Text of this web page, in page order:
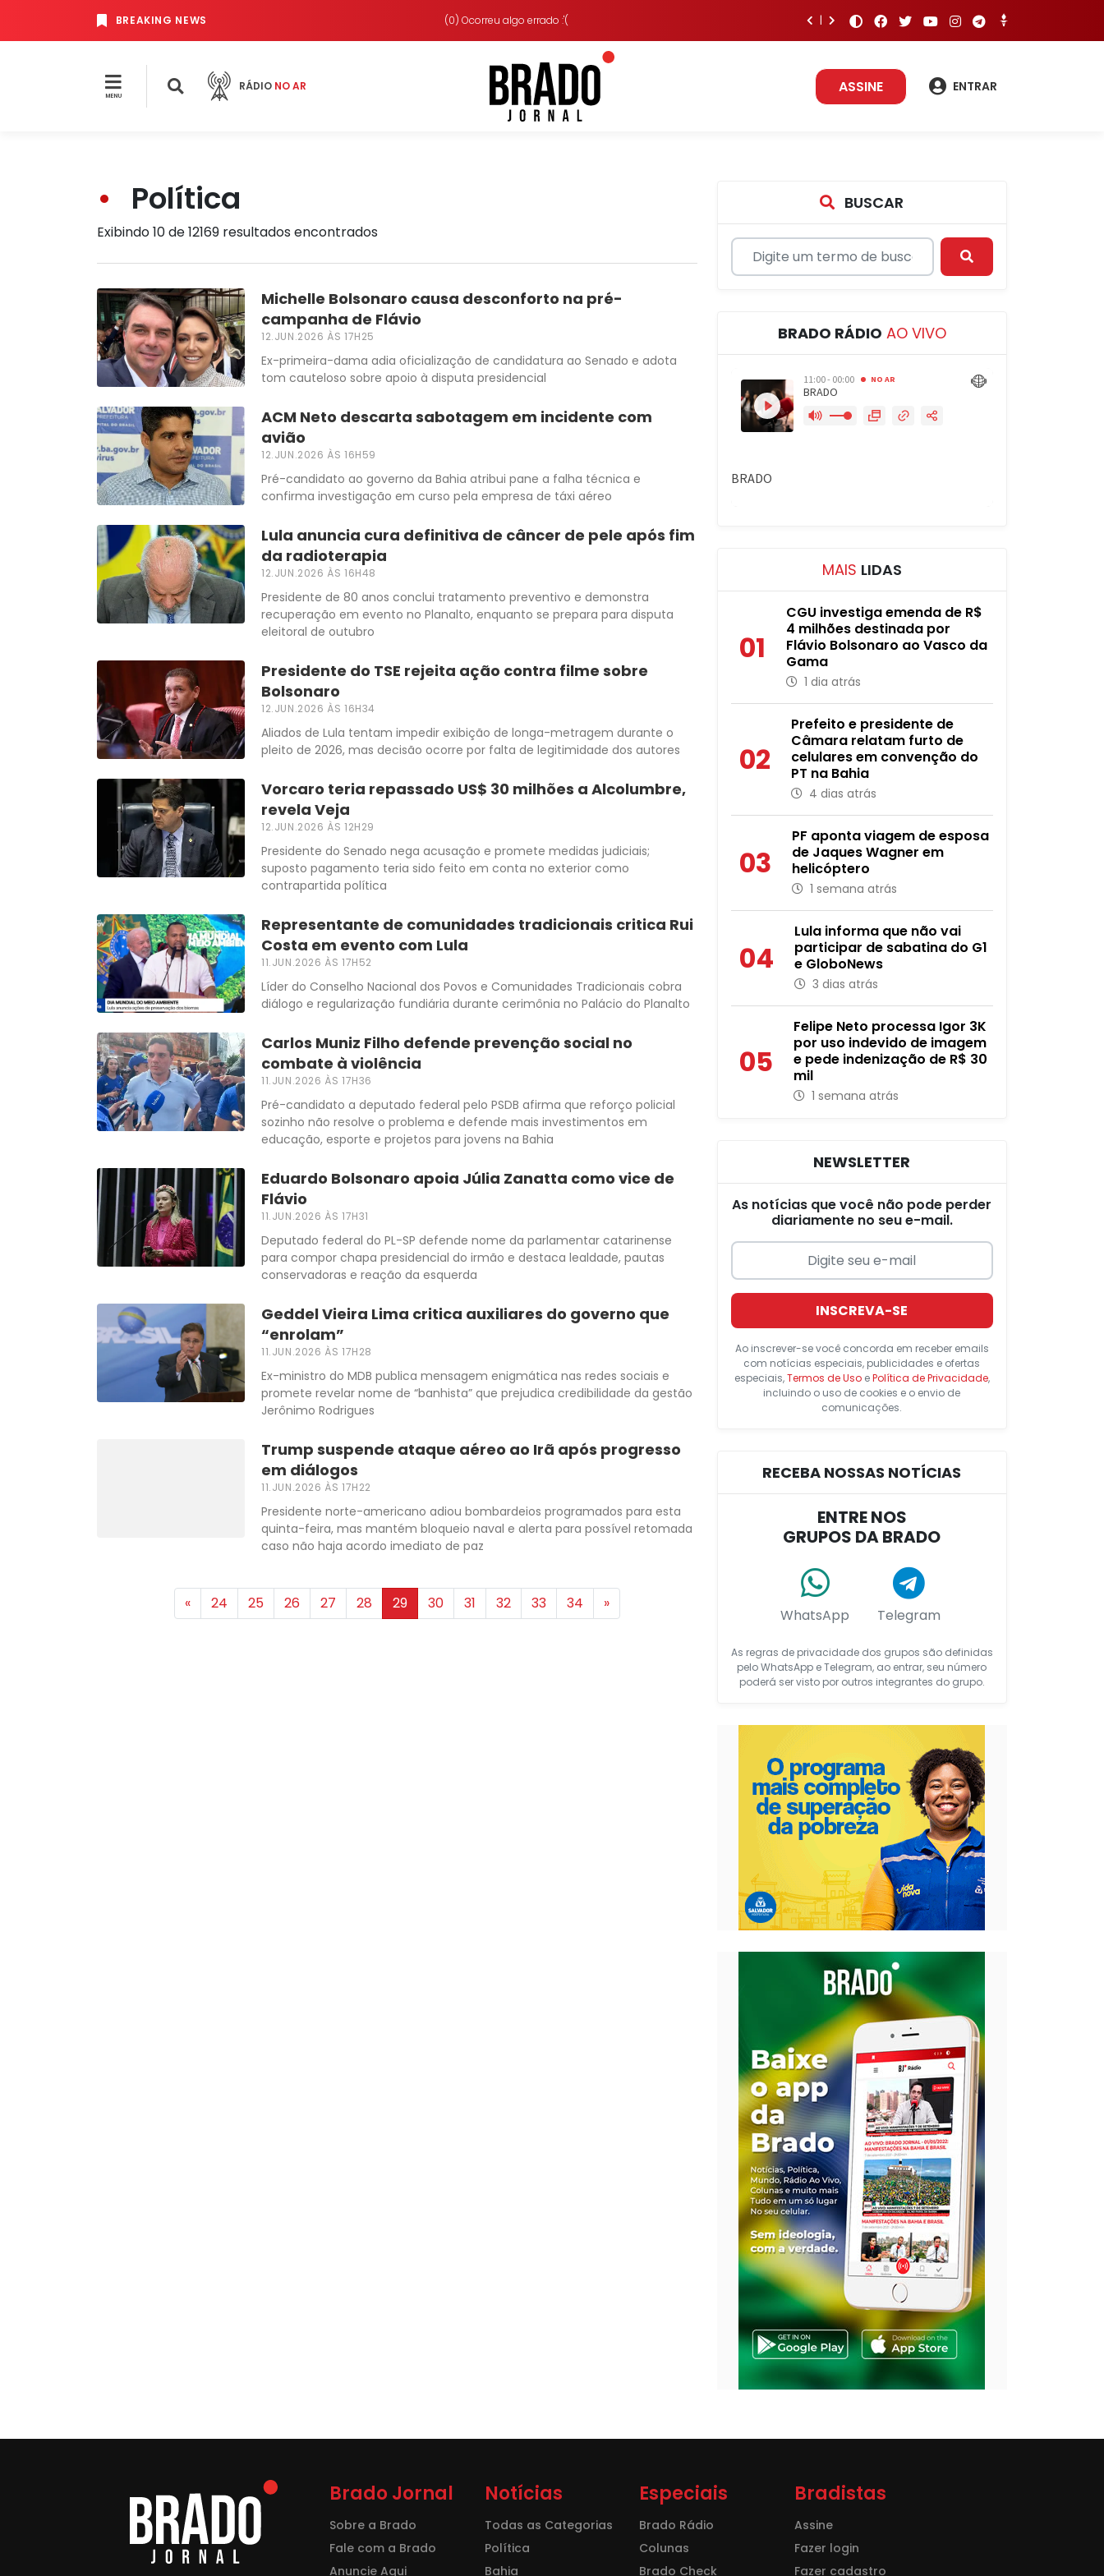
BREAKING NEWS (0) Ocorreu algo errado :'(
MENU
RÁDIO NO AR ASSINE ENTRAR
Política
Exibindo 10 de 12169 resultados encontrados
Michelle Bolsonaro causa desconforto na pré-
campanha de Flávio
12.JUN.2026 ÀS 17H25
Ex-primeira-dama adia oficialização de candidatura ao Senado e adota
tom cauteloso sobre apoio à disputa presidencial
ACM Neto descarta sabotagem em incidente com
avião
12.JUN.2026 ÀS 16H59
Pré-candidato ao governo da Bahia atribui pane a falha técnica e
confirma investigação em curso pela empresa de táxi aéreo
Lula anuncia cura definitiva de câncer de pele após fim
da radioterapia
12.JUN.2026 ÀS 16H48
Presidente de 80 anos conclui tratamento preventivo e demonstra
recuperação em evento no Planalto, enquanto se prepara para disputa
eleitoral de outubro
Presidente do TSE rejeita ação contra filme sobre
Bolsonaro
12.JUN.2026 ÀS 16H34
Aliados de Lula tentam impedir exibição de longa-metragem durante o
pleito de 2026, mas decisão ocorre por falta de legitimidade dos autores
Vorcaro teria repassado US$ 30 milhões a Alcolumbre,
revela Veja
12.JUN.2026 ÀS 12H29
Presidente do Senado nega acusação e promete medidas judiciais;
suposto pagamento teria sido feito em conta no exterior como
contrapartida política
Representante de comunidades tradicionais critica Rui
Costa em evento com Lula
11.JUN.2026 ÀS 17H52
Líder do Conselho Nacional dos Povos e Comunidades Tradicionais cobra
diálogo e regularização fundiária durante cerimônia no Palácio do Planalto
Carlos Muniz Filho defende prevenção social no
combate à violência
11.JUN.2026 ÀS 17H36
Pré-candidato a deputado federal pelo PSDB afirma que reforço policial
sozinho não resolve o problema e defende mais investimentos em
educação, esporte e projetos para jovens na Bahia
Eduardo Bolsonaro apoia Júlia Zanatta como vice de
Flávio
11.JUN.2026 ÀS 17H31
Deputado federal do PL-SP defende nome da parlamentar catarinense
para compor chapa presidencial do irmão e destaca lealdade, pautas
conservadoras e reação da esquerda
Geddel Vieira Lima critica auxiliares do governo que
“enrolam”
11.JUN.2026 ÀS 17H28
Ex-ministro do MDB publica mensagem enigmática nas redes sociais e
promete revelar nome de “banhista” que prejudica credibilidade da gestão
Jerônimo Rodrigues
Trump suspende ataque aéreo ao Irã após progresso
em diálogos
11.JUN.2026 ÀS 17H22
Presidente norte-americano adiou bombardeios programados para esta
quinta-feira, mas mantém bloqueio naval e alerta para possível retomada
caso não haja acordo imediato de paz
« 24 25 26 27 28 29 30 31 32 33 34 »
BUSCAR
BRADO RÁDIO AO VIVO
MAIS LIDAS
01
CGU investiga emenda de R$
4 milhões destinada por
Flávio Bolsonaro ao Vasco da
Gama
1 dia atrás
02
Prefeito e presidente de
Câmara relatam furto de
celulares em convenção do
PT na Bahia
4 dias atrás
03
PF aponta viagem de esposa
de Jaques Wagner em
helicóptero
1 semana atrás
04
Lula informa que não vai
participar de sabatina do G1
e GloboNews
3 dias atrás
05
Felipe Neto processa Igor 3K
por uso indevido de imagem
e pede indenização de R$ 30
mil
1 semana atrás
NEWSLETTER
As notícias que você não pode perder
diariamente no seu e-mail.
INSCREVA-SE
Ao inscrever-se você concorda em receber emails
com notícias especiais, publicidades e ofertas
especiais,Termos de UsoePolítica de Privacidade,
incluindo o uso de cookies e o envio de
comunicações.
RECEBA NOSSAS NOTÍCIAS
ENTRE NOS
GRUPOS DA BRADO
WhatsApp Telegram
As regras de privacidade dos grupos são definidas
pelo WhatsApp e Telegram, ao entrar, seu número
poderá ser visto por outros integrantes do grupo.
Brado Jornal
Sobre a Brado
Fale com a Brado
Anuncie Aqui
Notícias
Todas as Categorias
Política
Bahia
Especiais
Brado Rádio
Colunas
Brado Check
Bradistas
Assine
Fazer login
Fazer cadastro